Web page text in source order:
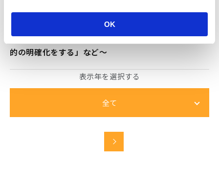
OK
T」。社内理解を得ながら、導入を進めるポイント
は？〜AIツール導入時に気を付けることは「導入目
的の明確化をする」など〜
表示年を選択する
全て